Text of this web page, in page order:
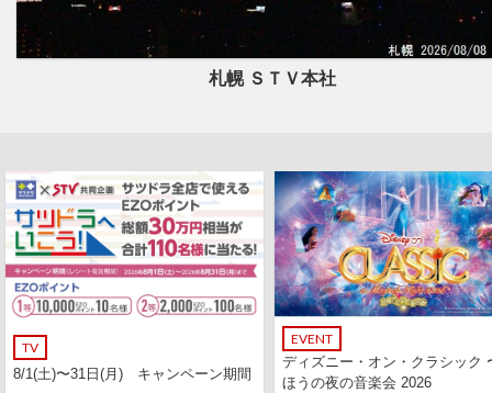
北海道初開催！サッポロファクト
札幌 ＳＴＶ本社
TV
8/1(土)〜31日(月) キャンペーン期間
EVENT
ディズニー・オン・クラシック
ほうの夜の音楽会 2026